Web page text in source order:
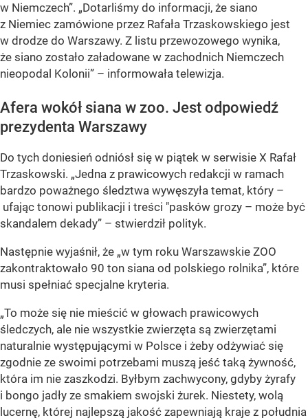
w Niemczech”. „Dotarliśmy do informacji, że siano
z Niemiec zamówione przez Rafała Trzaskowskiego jest
w drodze do Warszawy. Z listu przewozowego wynika,
że siano zostało załadowane w zachodnich Niemczech
nieopodal Kolonii” – informowała telewizja.
Afera wokół siana w zoo. Jest odpowiedź
prezydenta Warszawy
Do tych doniesień odniósł się w piątek w serwisie X Rafał
Trzaskowski. „Jedna z prawicowych redakcji w ramach
bardzo poważnego śledztwa wywęszyła temat, który –
ufając tonowi publikacji i treści "pasków grozy – może być
skandalem dekady” – stwierdził polityk.
Następnie wyjaśnił, że „w tym roku Warszawskie ZOO
zakontraktowało 90 ton siana od polskiego rolnika”, które
musi spełniać specjalne kryteria.
„To może się nie mieścić w głowach prawicowych
śledczych, ale nie wszystkie zwierzęta są zwierzętami
naturalnie występującymi w Polsce i żeby odżywiać się
zgodnie ze swoimi potrzebami muszą jeść taką żywność,
która im nie zaszkodzi. Byłbym zachwycony, gdyby żyrafy
i bongo jadły ze smakiem swojski żurek. Niestety, wolą
lucernę, której najlepszą jakość zapewniają kraje z południa